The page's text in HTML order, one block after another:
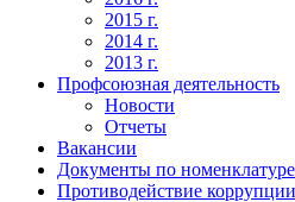
2015 г.
2014 г.
2013 г.
Профсоюзная деятельность
Новости
Отчеты
Вакансии
Документы по
Противодействие коррупции